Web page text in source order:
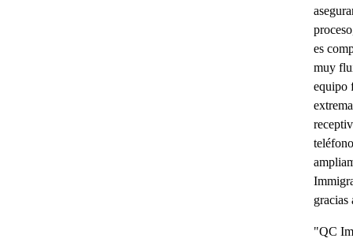
es
muy
equipo
"QC